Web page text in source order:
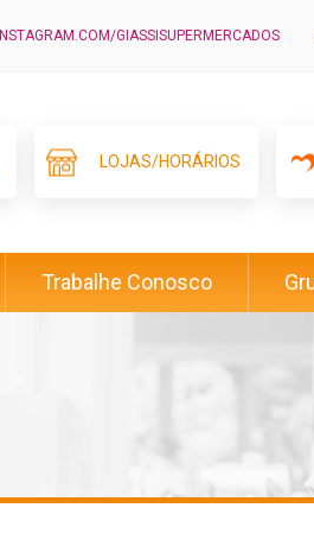
INSTAGRAM.COM/GIASSISUPERMERCADOS
LOJAS/HORÁRIOS
Trabalhe Conosco